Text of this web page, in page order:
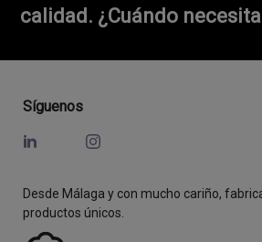
calidad. ¿Cuándo
Síguenos
Desde Málaga y con mucho cariño,
productos únicos.